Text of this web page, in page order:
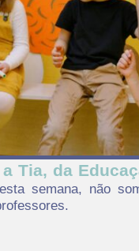
Tia, da
semana, não